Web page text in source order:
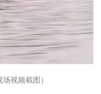
视频截图）